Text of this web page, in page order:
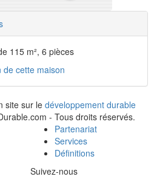
115 m², 6 pièces
de cette maison
site sur le développement durable
- Tous droits réservés.
Partenariat
Services
Définitions
Suivez-nous